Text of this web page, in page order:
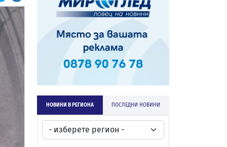
НОВИНИ В РЕГИОНА ПОСЛЕДНИ НОВИНИ